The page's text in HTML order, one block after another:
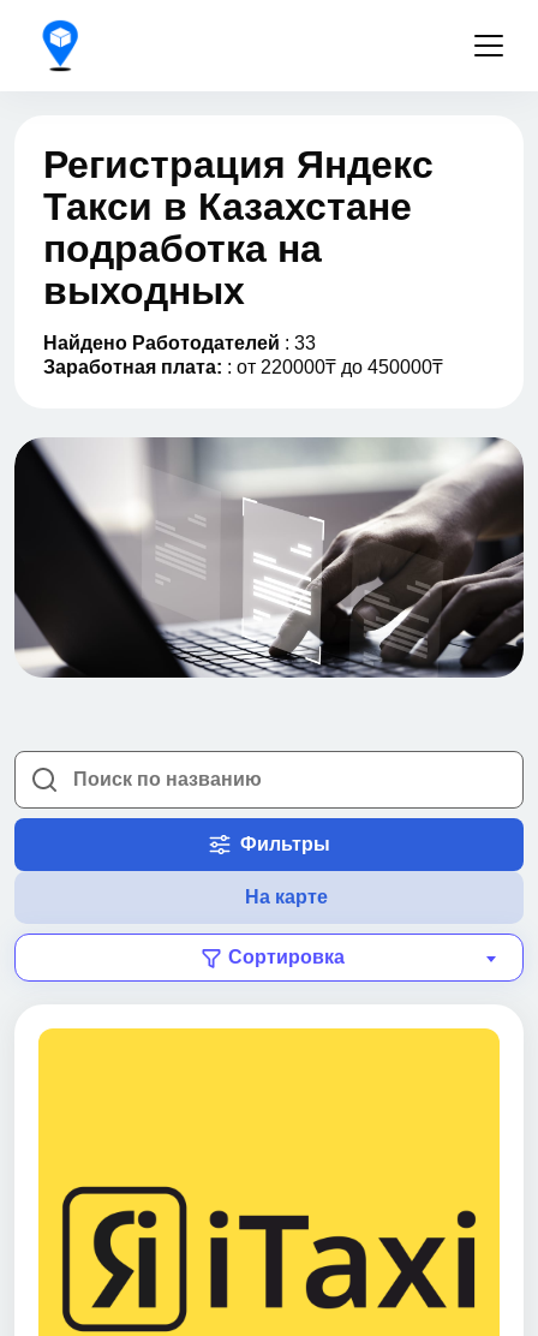
Регистрация Яндекс
Такси в Казахстане
подработка на
выходных
Найдено Работодателей : 33
Заработная плата: : от 220000₸ до 450000₸
Фильтры
На карте
Сортировка